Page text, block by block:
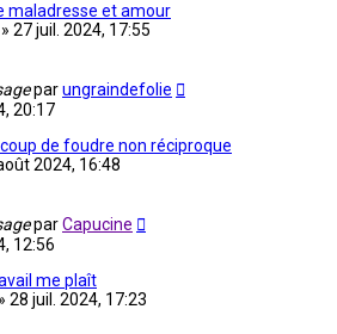
maladresse et amour
» 27 juil. 2024, 17:55
parungraindefolie
20:17
de foudre non réciproque
2024, 16:48
parCapucine
12:56
me plaît
» 28 juil. 2024, 17:23